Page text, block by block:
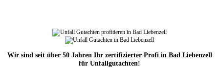
Wir sind seit über 50 Jahren Ihr zertifizierter Profi in Bad Liebenzell
für Unfallgutachten!